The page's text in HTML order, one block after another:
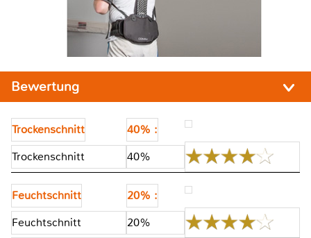
Bewertung
Trockenschnitt
40% :
Trockenschnitt
40%
Feuchtschnitt
20% :
Feuchtschnitt
20%